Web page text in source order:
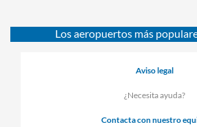
Los aeropuertos más
Aviso legal
¿Necesita ayuda?
Contacta con nuestro